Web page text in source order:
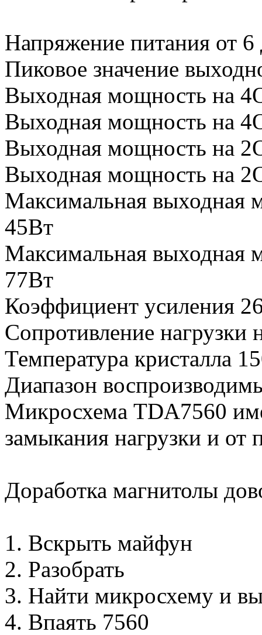
Напряжение питания от 6
Пиковое значение
Выходная мощность на
Выходная мощность на
Выходная мощность на
Выходная мощность на
Максимальная выходная
45Вт
Максимальная выходная
77Вт
Коэффициент усиления
Сопротивление нагрузки
Температура кристалла
Диапазон
Микросхема TDA7560
замыкания нагрузки и от
Доработка магнитолы
1. Вскрыть майфун
2. Разобрать
3. Найти микросхему и
4. Впаять 7560